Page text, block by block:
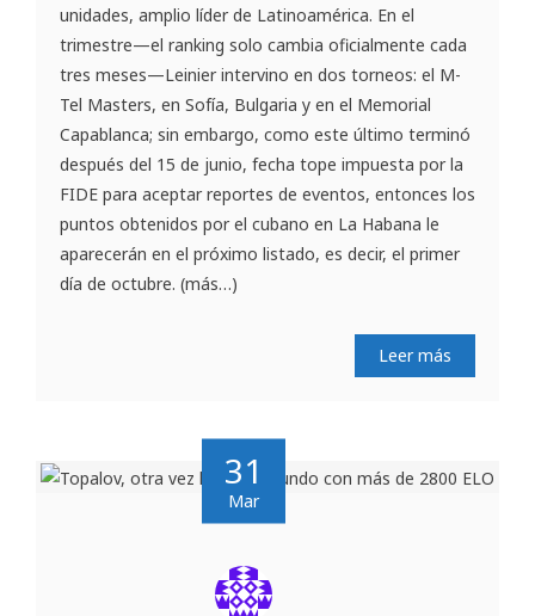
unidades, amplio líder de Latinoamérica. En el
trimestre—el ranking solo cambia oficialmente cada
tres meses—Leinier intervino en dos torneos: el M-
Tel Masters, en Sofía, Bulgaria y en el Memorial
Capablanca; sin embargo, como este último terminó
después del 15 de junio, fecha tope impuesta por la
FIDE para aceptar reportes de eventos, entonces los
puntos obtenidos por el cubano en La Habana le
aparecerán en el próximo listado, es decir, el primer
día de octubre. (más…)
Leer más
31
Mar